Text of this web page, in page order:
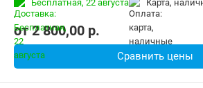
Бесплатная, 22 августа карта,
от2 800,00 p.
Сравнить цены